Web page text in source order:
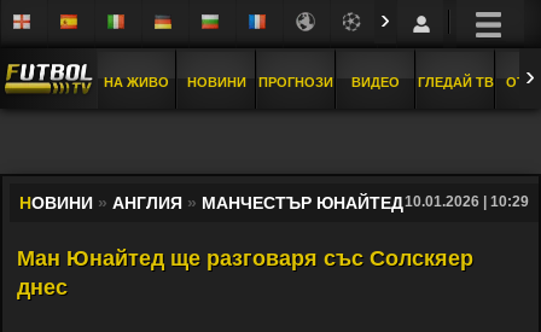
›
НА ЖИВО НОВИНИ ПРОГНОЗИ ВИДЕО ГЛЕДАЙ ТВ ›
НОВИНИ » АНГЛИЯ » МАНЧЕСТЪР ЮНАЙТЕД10.01.2026 | 10:29
Ман Юнайтед ще разговаря със Солскяер
днес